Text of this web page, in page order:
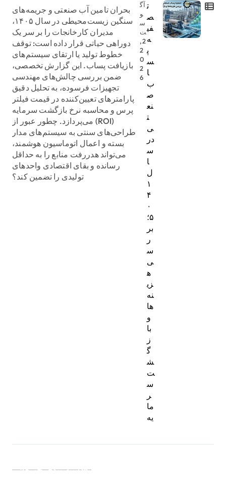
ت
ص
فی
ه
پ
س
ا
ب
ص
نع
ت
ی
در
س
ا
ل
۱
۴
۰
۵؛
بر
ر
س
ی
ه
زی
نه‌
ها
و
با
ز
گ
ش
ت
س
ر
ما
یه
آگ
و
س
ت
2,
2
0
2
6
بحران تامین آب صنعتی و جریمه‌های
سنگین زیست‌محیطی در سال ۱۴۰۵،
مدیران کارخانجات را بر سر یک
دوراهی حیاتی قرار داده است: توقف
خطوط تولید یا ارتقای سیستم‌های
بازیافت پساب. این گزارش تخصصی،
ضمن بررسی چالش‌های مهندسی
تجهیزات فرسوده، به تحلیل دقیق
پارامترهای تعیین‌کننده در قیمت فیلتر
پرس و محاسبه نرخ بازگشت سرمایه
(ROI) می‌پردازد. چطور عبور از
طراحی‌های سنتی به سیستم‌های مدار
بسته و اعمال اتوماسیون هوشمند،
می‌تواند هدررفت منابع را به حداقل
رسانده و بقای اقتصادی واحدهای
تولیدی را تضمین کند؟
دسته بندی خبرها: